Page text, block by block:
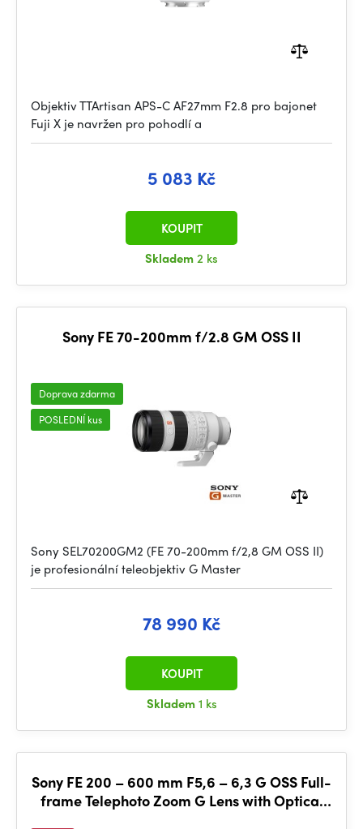
Objektiv TTArtisan APS-C AF27mm F2.8 pro bajonet
Fuji X je navržen pro pohodlí a
5 083 Kč
Skladem2 ks
KOUPIT
Sony FE 70-200mm f/2.8 GM OSS II
Doprava zdarma
POSLEDNÍ kus
Sony SEL70200GM2 (FE 70-200mm f/2,8 GM OSS II)
je profesionální teleobjektiv G Master
78 990 Kč
Skladem1 ks
KOUPIT
Sony FE 200 – 600 mm F5,6 – 6,3 G OSS Full-
frame Telephoto Zoom G Lens with Optical